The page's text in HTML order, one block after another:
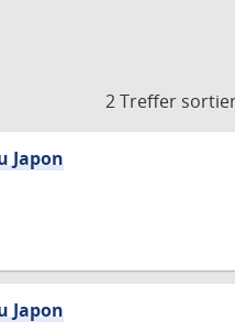
2 Treffer
Japon
Japon